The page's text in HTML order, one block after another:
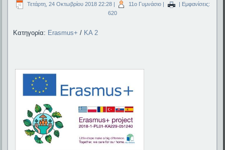
Τετάρτη, 24 Οκτωβρίου 2018 22:28 11ο Γυμνάσιο
| Εμφανίσεις:
620
Κατηγορία: Erasmus+ / KA 2